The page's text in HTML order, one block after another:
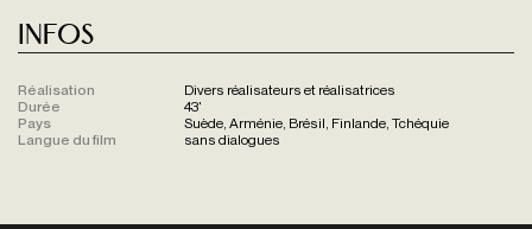
Infos
Réalisation
Divers réalisateurs et réalisatrices
Durée
43'
Pays
Suède, Arménie, Brésil, Finlande, Tchéquie
Langue du film
sans dialogues